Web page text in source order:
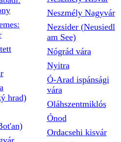
hrad)
Neszmély Nagyvár
Nezsider (Neusiedl
am See)
Nógrád vára
Nyitra
Ó-Arad ispánsági
vára
Oláhszentmiklós
Ónod
Ordacsehi kisvár